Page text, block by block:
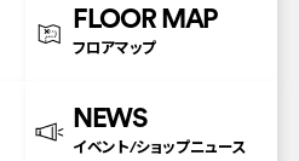
FLOOR MAP
フロアマップ
NEWS
イベント/ショップニュース